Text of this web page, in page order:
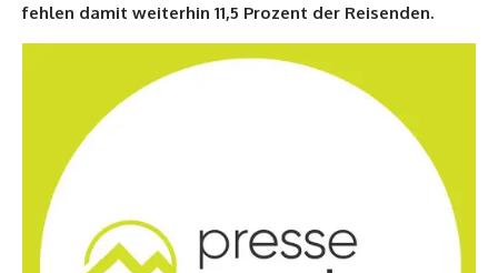
fehlen damit weiterhin 11,5 Prozent der Reisenden.